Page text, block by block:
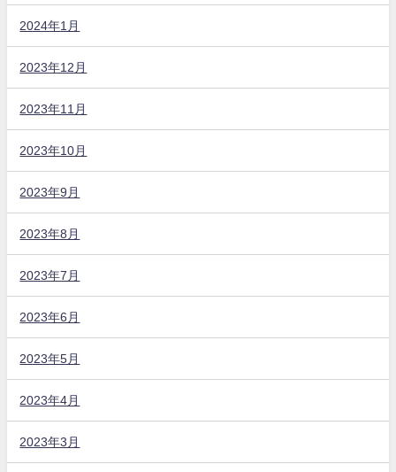
2024年1月
2023年12月
2023年11月
2023年10月
2023年9月
2023年8月
2023年7月
2023年6月
2023年5月
2023年4月
2023年3月